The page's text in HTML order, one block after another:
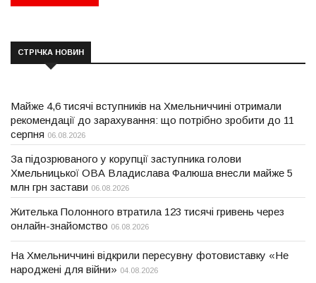
СТРІЧКА НОВИН
Майже 4,6 тисячі вступників на Хмельниччині отримали
рекомендації до зарахування: що потрібно зробити до 11
серпня 06.08.2026
За підозрюваного у корупції заступника голови
Хмельницької ОВА Владислава Фалюша внесли майже 5
млн грн застави 06.08.2026
Жителька Полонного втратила 123 тисячі гривень через
онлайн-знайомство 06.08.2026
На Хмельниччині відкрили пересувну фотовиставку «Не
народжені для війни» 04.08.2026